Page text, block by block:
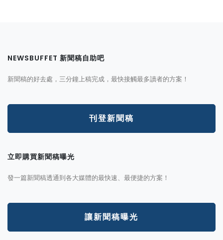
NEWSBUFFET 新聞稿自助吧
新聞稿的好去處，三分鐘上稿完成，最快接觸最多讀者的方案！
刊登新聞稿
立即購買新聞稿曝光
發一篇新聞稿透通到各大媒體的最快速、最便捷的方案！
讓新聞稿曝光